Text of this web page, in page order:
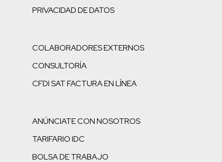
PRIVACIDAD DE DATOS
COLABORADORES EXTERNOS
CONSULTORÍA
CFDI SAT FACTURA EN LÍNEA
ANÚNCIATE CON NOSOTROS
TARIFARIO IDC
BOLSA DE TRABAJO